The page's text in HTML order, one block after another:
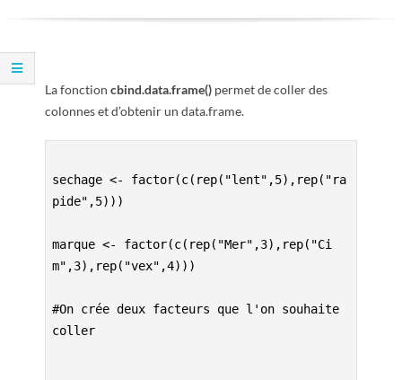
C
R
La fonction cbind.data.frame() permet de coller des
colonnes et d’obtenir un data.frame.
sechage <- factor(c(rep("lent",5),rep("ra
pide",5)))
marque <- factor(c(rep("Mer",3),rep("Ci
m",3),rep("vex",4)))
#On crée deux facteurs que l'on souhaite
coller